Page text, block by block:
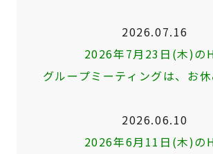
2026.07.16
2026年7月23日(木)の
グループミーティングは、お
2026.06.10
2026年6月11日(木)の